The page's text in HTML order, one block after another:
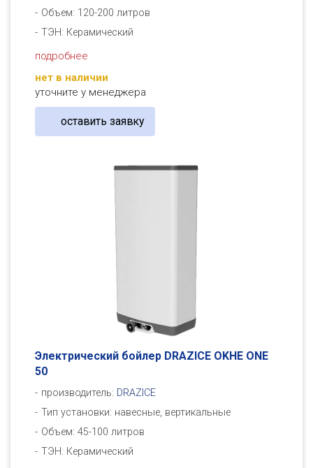
Объем: 120-200 литров
ТЭН: Керамический
подробнее
нет в наличии
уточните у менеджера
оставить заявку
Электрический бойлер DRAZICE OKHE ONE
50
производитель: DRAZICE
Тип установки: навесные, вертикальные
Объем: 45-100 литров
ТЭН: Керамический